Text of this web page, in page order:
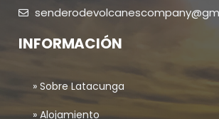
INFORMACIÓN
» Sobre Latacunga
» Alojamiento